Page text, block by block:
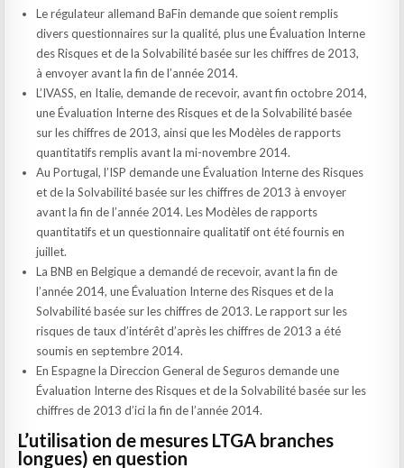
Le régulateur allemand BaFin demande que soient remplis
divers questionnaires sur la qualité, plus une Évaluation Interne
des Risques et de la Solvabilité basée sur les chiffres de 2013,
à envoyer avant la fin de l’année 2014.
L’IVASS, en Italie, demande de recevoir, avant fin octobre 2014,
une Évaluation Interne des Risques et de la Solvabilité basée
sur les chiffres de 2013, ainsi que les Modèles de rapports
quantitatifs remplis avant la mi-novembre 2014.
Au Portugal, l’ISP demande une Évaluation Interne des Risques
et de la Solvabilité basée sur les chiffres de 2013 à envoyer
avant la fin de l’année 2014. Les Modèles de rapports
quantitatifs et un questionnaire qualitatif ont été fournis en
juillet.
La BNB en Belgique a demandé de recevoir, avant la fin de
l’année 2014, une Évaluation Interne des Risques et de la
Solvabilité basée sur les chiffres de 2013. Le rapport sur les
risques de taux d’intérêt d’après les chiffres de 2013 a été
soumis en septembre 2014.
En Espagne la Direccion General de Seguros demande une
Évaluation Interne des Risques et de la Solvabilité basée sur les
chiffres de 2013 d’ici la fin de l’année 2014.
L’utilisation de mesures LTGA branches
longues) en question